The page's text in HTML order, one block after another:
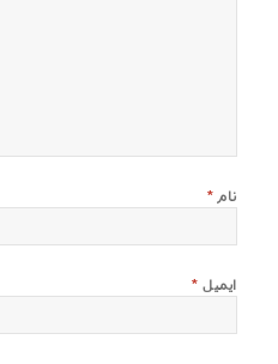
نام *
ایمیل *